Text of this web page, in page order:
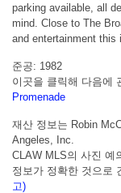
parking available, all
mind. Close to The
and entertainment
준공: 1982
이곳을 클릭해 다음에
Promenade
재산 정보는 Robin
Angeles, Inc.
CLAW MLS의 사진 예
정보가 정확한 것으로
고)